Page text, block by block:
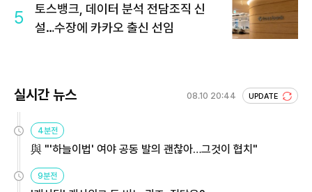
5
토스뱅크, 데이터 분석 전담조직 신
설…수장에 카카오 출신 선임
실시간 뉴스 08.10 20:44 UPDATE
4분전
與 "'하늘이법' 여야 공동 발의 괜찮아…그것이 협치"
9분전